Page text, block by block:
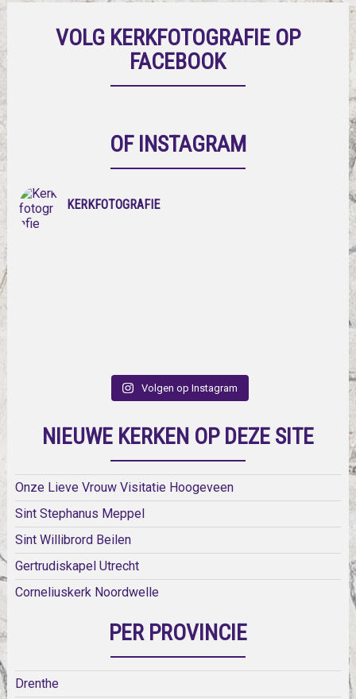
VOLG KERKFOTOGRAFIE OP
FACEBOOK
OF INSTAGRAM
KERKFOTOGRAFIE
Volgen op Instagram
NIEUWE KERKEN OP DEZE SITE
Onze Lieve Vrouw Visitatie Hoogeveen
Sint Stephanus Meppel
Sint Willibrord Beilen
Gertrudiskapel Utrecht
Corneliuskerk Noordwelle
PER PROVINCIE
Drenthe